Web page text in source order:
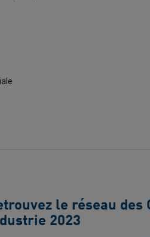
le réseau
2023